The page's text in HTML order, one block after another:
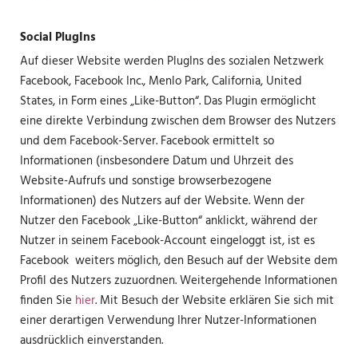
Social PlugIns
Auf dieser Website werden PlugIns des sozialen Netzwerk
Facebook, Facebook Inc., Menlo Park, California, United
States, in Form eines „Like-Button“. Das Plugin ermöglicht
eine direkte Verbindung zwischen dem Browser des Nutzers
und dem Facebook-Server. Facebook ermittelt so
Informationen (insbesondere Datum und Uhrzeit des
Website-Aufrufs und sonstige browserbezogene
Informationen) des Nutzers auf der Website. Wenn der
Nutzer den Facebook „Like-Button“ anklickt, während der
Nutzer in seinem Facebook-Account eingeloggt ist, ist es
Facebook weiters möglich, den Besuch auf der Website dem
Profil des Nutzers zuzuordnen. Weitergehende Informationen
finden Sie hier. Mit Besuch der Website erklären Sie sich mit
einer derartigen Verwendung Ihrer Nutzer-Informationen
ausdrücklich einverstanden.